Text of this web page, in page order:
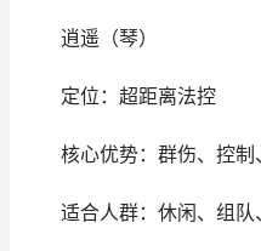
逍遥（琴）
定位：超距离法控
核心优势：群伤、控
适合人群：休闲、组队